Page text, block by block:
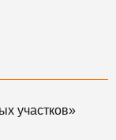
участков»